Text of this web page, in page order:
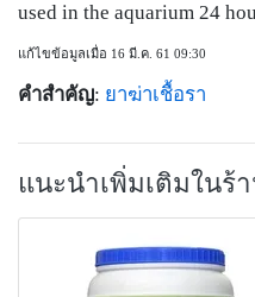
used in the aquarium 24
แก้ไขข้อมูลเมื่อ 16 มี.ค. 61 09:30
คำสำคัญ: ยาฆ่าเชื้อรา
แนะนำเพิ่มเติมในร้